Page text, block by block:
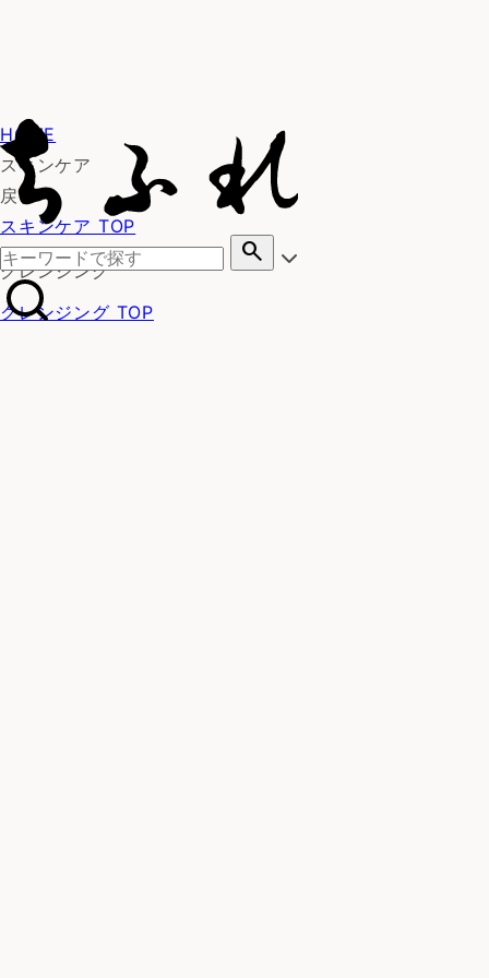
search
HOME
スキンケア
戻る
スキンケア TOP
クレンジング
クレンジング TOP